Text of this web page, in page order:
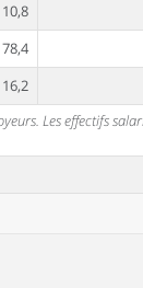
10,8
78,4
16,2
Les effectifs